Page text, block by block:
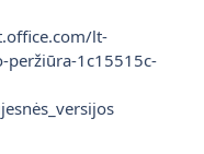
lt-
peržiūra-1c15515c-